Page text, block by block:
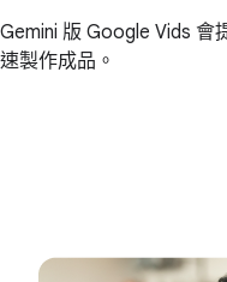
Gemini 版 Google Vids 會
速製作成品。